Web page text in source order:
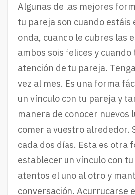
Algunas de las mejores
tu pareja son cuando estáis
onda, cuando le cubres las
ambos sois felices y
atención de tu pareja.
vez al mes. Es una forma
un vínculo con tu pareja y
manera de conocer nuevos
comer a vuestro alrededor.
cada dos días. Esta es otra
establecer un vínculo con
atentos el uno al otro y
conversación. Acurrucarse